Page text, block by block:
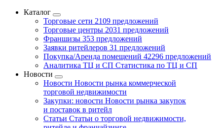
Каталог
Торговые сети 2109 предложений
Торговые центры 2031 предложений
Франшизы 353 предложений
Заявки ритейлеров 31 предложений
Покупка/Аренда помещений 42296 предложений
Аналитика ТЦ и СП Статистика по ТЦ и СП
Новости
Новости Новости рынка коммерческой
торговой недвижимости
Закупки: новости Новости рынка закупок
и поставок в ритейл
Статьи Статьи о торговой недвижимости,